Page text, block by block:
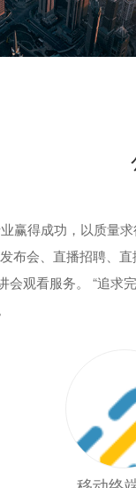
赢得成功，以质量
布会、直播招聘、
观看服务。 “追